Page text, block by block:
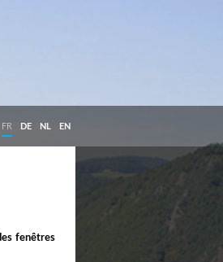
FR DE NL EN
fenêtres